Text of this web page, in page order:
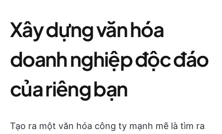
Xây dựng văn hóa
doanh nghiệp độc đáo
của riêng bạn
Tạo ra một văn hóa công ty mạnh mẽ là tìm ra